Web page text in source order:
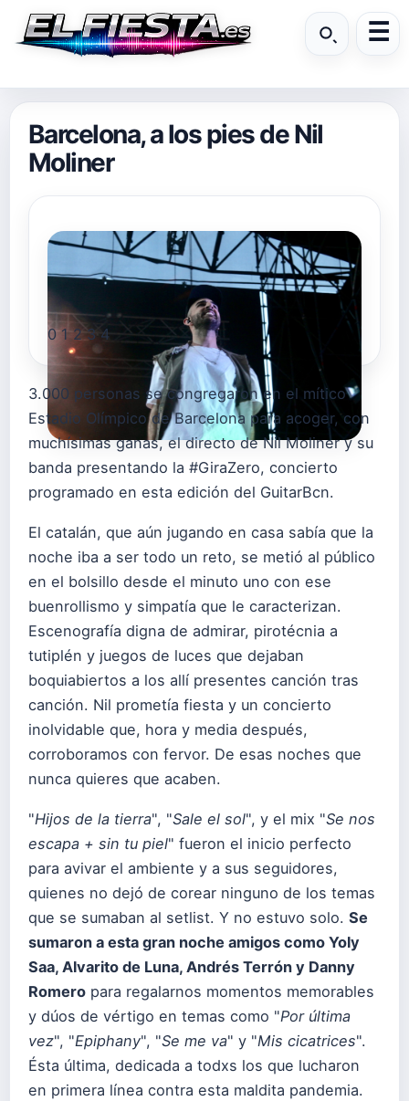
Barcelona, a los pies de Nil
Moliner
01 23 4
3.000 personas se congregaron en el mítico
Estadio Olímpico de Barcelona para acoger, con
muchísimas ganas, el directo de Nil Moliner y su
banda presentando la #GiraZero, concierto
programado en esta edición del GuitarBcn.
El catalán, que aún jugando en casa sabía que la
noche iba a ser todo un reto, se metió al público
en el bolsillo desde el minuto uno con ese
buenrollismo y simpatía que le caracterizan.
Escenografía digna de admirar, pirotécnia a
tutiplén y juegos de luces que dejaban
boquiabiertos a los allí presentes canción tras
canción. Nil prometía fiesta y un concierto
inolvidable que, hora y media después,
corroboramos con fervor. De esas noches que
nunca quieres que acaben.
"Hijos de la tierra", "Sale el sol", y el mix "Se nos
escapa + sin tu piel" fueron el inicio perfecto
para avivar el ambiente y a sus seguidores,
quienes no dejó de corear ninguno de los temas
que se sumaban al setlist. Y no estuvo solo. Se
sumaron a esta gran noche amigos como Yoly
Saa, Alvarito de Luna, Andrés Terrón y Danny
Romero para regalarnos momentos memorables
y dúos de vértigo en temas como "Por última
vez", "Epiphany", "Se me va" y "Mis cicatrices".
Ésta última, dedicada a todxs los que lucharon
en primera línea contra esta maldita pandemia.